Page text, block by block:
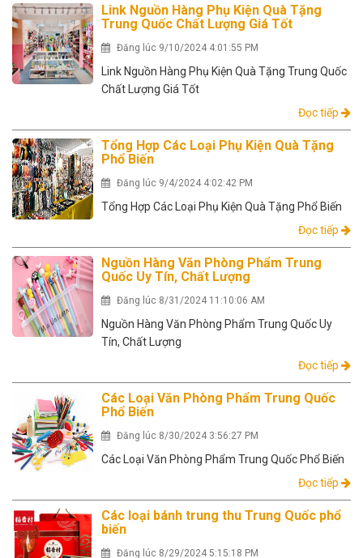
Link Nguồn Hàng Phụ Kiện Quà Tặng
Trung Quốc Chất Lượng Giá Tốt
Đăng lúc 9/10/2024 4:01:55 PM
Link Nguồn Hàng Phụ Kiện Quà Tặng Trung Quốc
Chất Lượng Giá Tốt
Đọc tiếp
Tổng Hợp Các Loại Phụ Kiện Quà Tặng
Phổ Biến
Đăng lúc 9/4/2024 4:02:42 PM
Tổng Hợp Các Loại Phụ Kiện Quà Tặng Phổ Biến
Đọc tiếp
Nguồn Hàng Văn Phòng Phẩm Trung
Quốc Uy Tín, Chất Lượng
Đăng lúc 8/31/2024 11:10:06 AM
Nguồn Hàng Văn Phòng Phẩm Trung Quốc Uy
Tín, Chất Lượng
Đọc tiếp
Các Loại Văn Phòng Phẩm Trung Quốc
Phổ Biến
Đăng lúc 8/30/2024 3:56:27 PM
Các Loại Văn Phòng Phẩm Trung Quốc Phổ Biến
Đọc tiếp
Các loại bánh trung thu Trung Quốc phổ
biến
Đăng lúc 8/29/2024 5:15:18 PM